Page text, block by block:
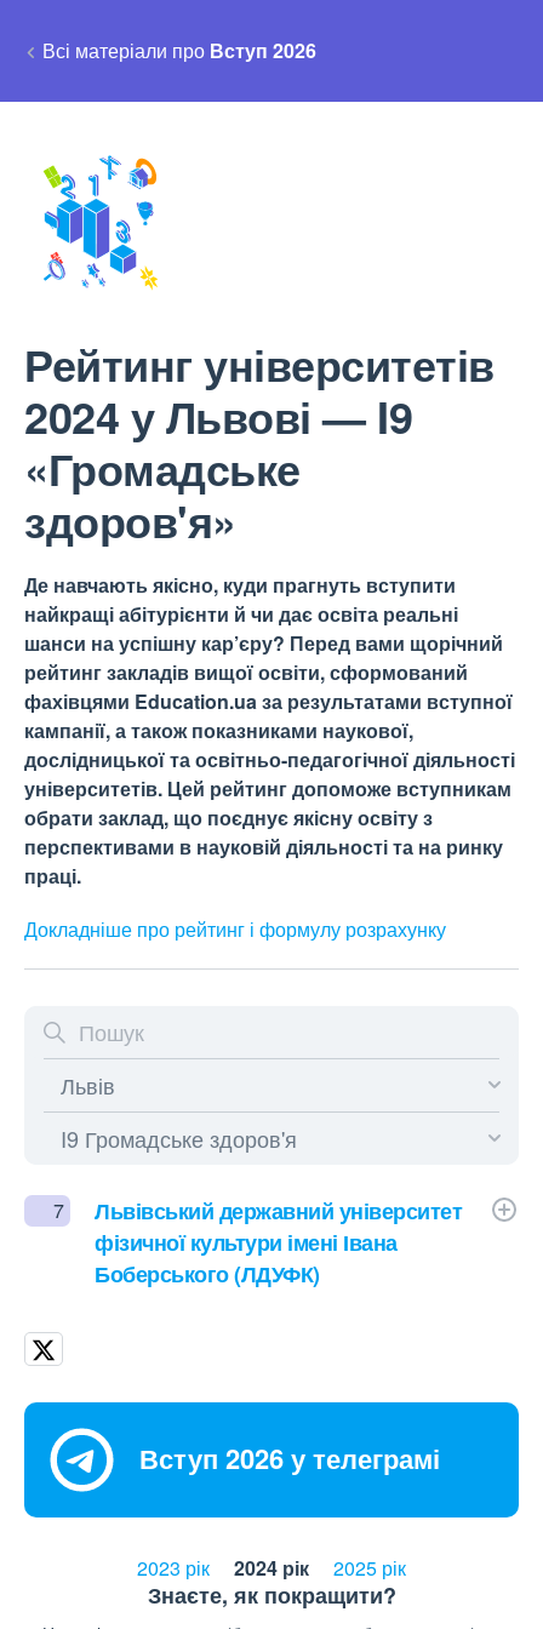
Всі матеріали про Вступ 2026
Рейтинг університетів
2024 у Львові — I9
«Громадське
здоров'я»
Де навчають якісно, куди прагнуть вступити
найкращі абітурієнти й чи дає освіта реальні
шанси на успішну кар’єру? Перед вами щорічний
рейтинг закладів вищої освіти, сформований
фахівцями Education.ua за результатами вступної
кампанії, а також показниками наукової,
дослідницької та освітньо-педагогічної діяльності
університетів. Цей рейтинг допоможе вступникам
обрати заклад, що поєднує якісну освіту з
перспективами в науковій діяльності та на ринку
праці.
Докладніше про рейтинг і формулу розрахунку
7
Львівський державний університет
фізичної культури імені Івана
Боберського (ЛДУФК)
Вступ 2026 у телеграмі
2023 рік 2024 рік 2025 рік
Знаєте, як покращити?